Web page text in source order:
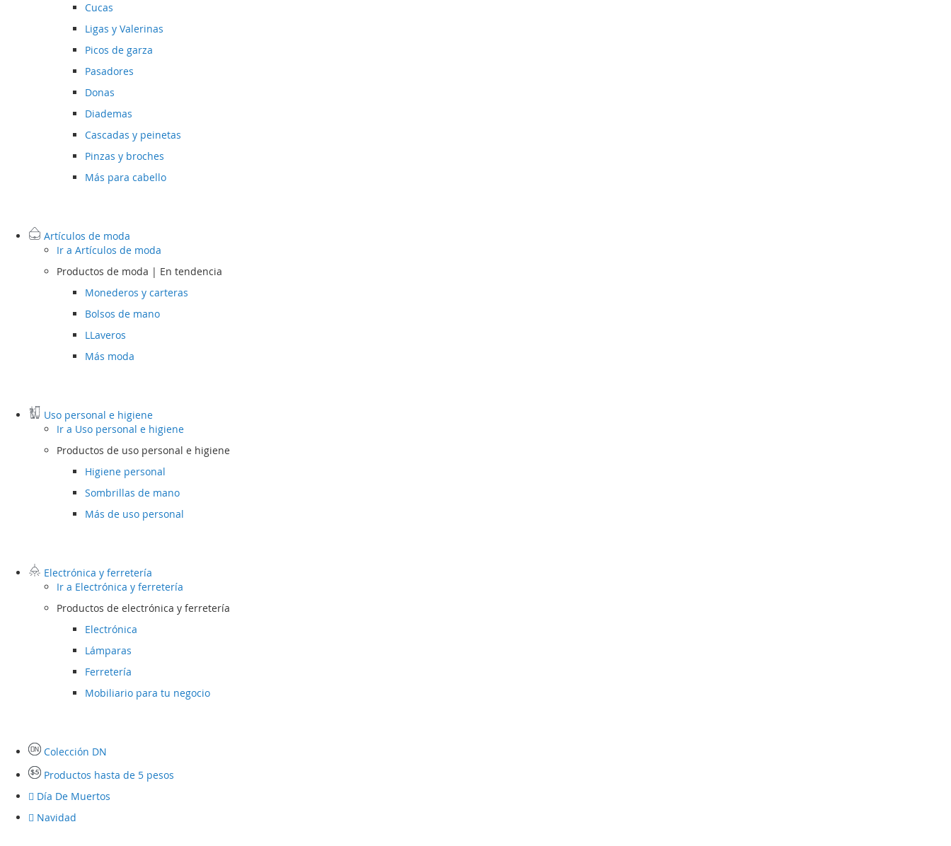
Cucas
Ligas y Valerinas
Picos de garza
Pasadores
Donas
Diademas
Cascadas y peinetas
Pinzas y broches
Más para cabello
Artículos de moda
Ir a Artículos de moda
Productos de moda | En tendencia
Monederos y carteras
Bolsos de mano
LLaveros
Más moda
Uso personal e higiene
Ir a Uso personal e higiene
Productos de uso personal e higiene
Higiene personal
Sombrillas de mano
Más de uso personal
Electrónica y ferretería
Ir a Electrónica y ferretería
Productos de electrónica y ferretería
Electrónica
Lámparas
Ferretería
Mobiliario para tu negocio
Colección DN
Productos hasta de 5 pesos
Día De Muertos
Navidad